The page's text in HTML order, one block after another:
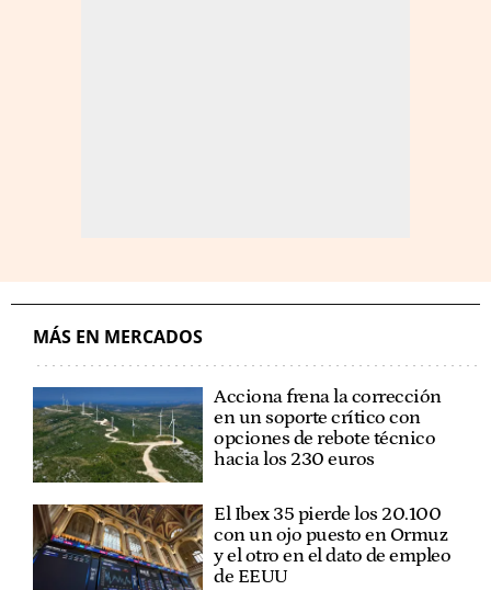
MÁS EN MERCADOS
Acciona frena la corrección
en un soporte crítico con
opciones de rebote técnico
hacia los 230 euros
El Ibex 35 pierde los 20.100
con un ojo puesto en Ormuz
y el otro en el dato de empleo
de EEUU